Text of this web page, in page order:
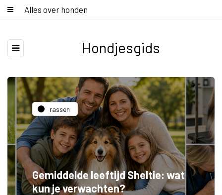
Alles over honden
Hondjesgids
rassen
Gemiddelde leeftijd Sheltie: wat
kun je verwachten?